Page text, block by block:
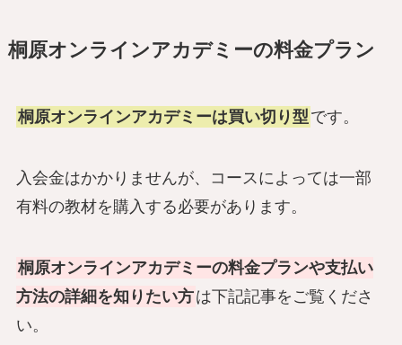
桐原オンラインアカデミーの料金プラン
桐原オンラインアカデミーは買い切り型 です。
入会金はかかりませんが、コースによっては一部
有料の教材を購入する必要があります。
桐原オンラインアカデミーの料金プランや支払い
方法の詳細を知りたい方は下記記事をご覧くださ
い。